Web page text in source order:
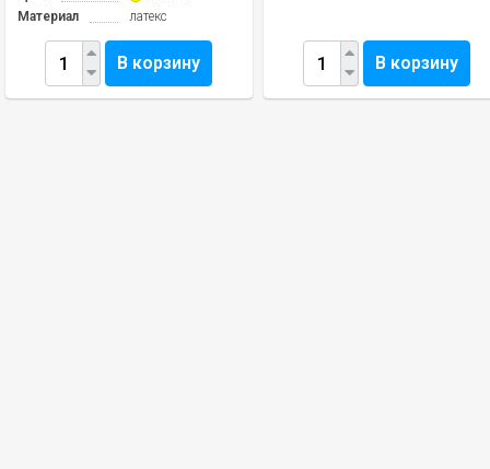
Материал
латекс
В корзину В корзину